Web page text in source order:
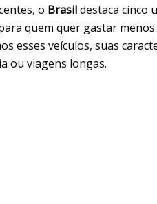
o Brasildestaca cinco
quem quer gastar
esses veículos, suas
ou viagens longas.